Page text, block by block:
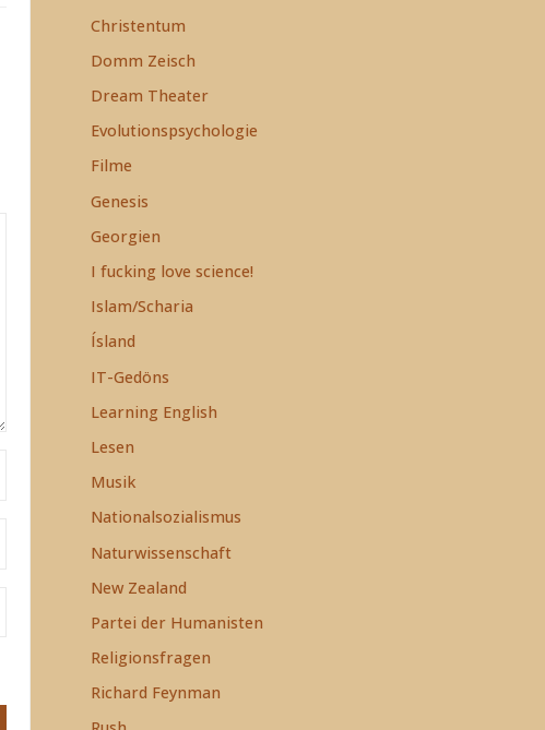
Christentum
Domm Zeisch
Dream Theater
Evolutionspsychologie
Filme
Genesis
Georgien
I fucking love science!
Islam/Scharia
Ísland
IT-Gedöns
Learning English
Lesen
Musik
Nationalsozialismus
Naturwissenschaft
New Zealand
Partei der Humanisten
Religionsfragen
Richard Feynman